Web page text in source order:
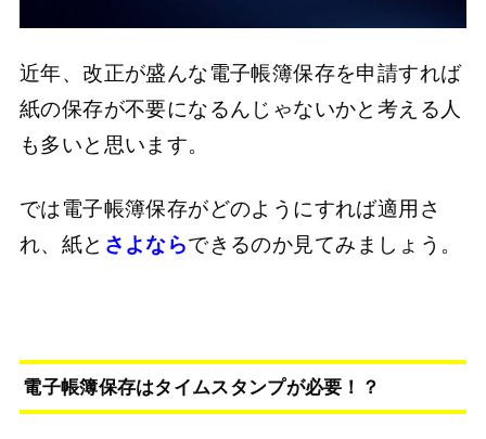
近年、改正が盛んな電子帳簿保存を申請すれば
紙の保存が不要になるんじゃないかと考える人
も多いと思います。
では電子帳簿保存がどのようにすれば適用さ
れ、紙と さよならできるのか見てみましょう。
電子帳簿保存はタイムスタンプが必要！？